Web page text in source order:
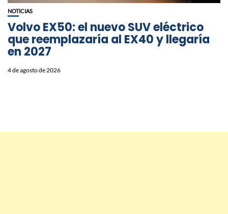
NOTICIAS
Volvo EX50: el nuevo SUV eléctrico
que reemplazaría al EX40 y llegaría
en 2027
4 de agosto de 2026